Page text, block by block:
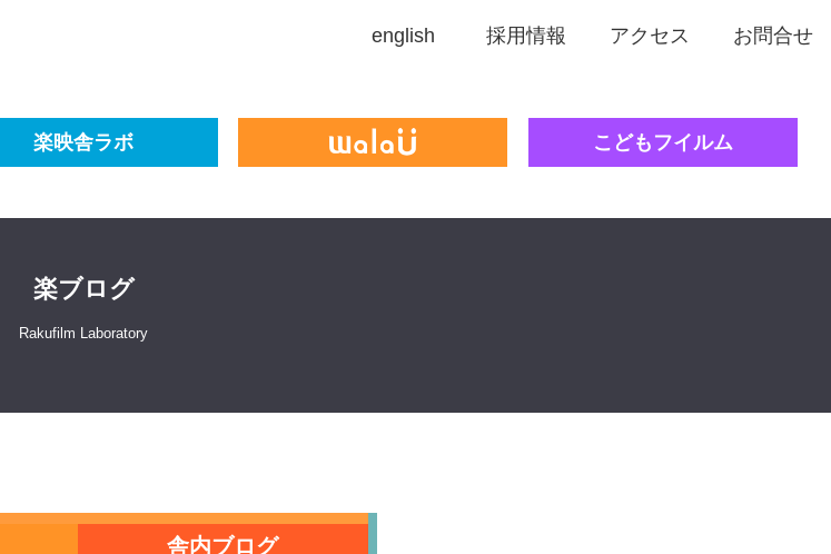
english 採用情報 アクセス お問合せ
楽映舎ラボ こどもフイルム
楽ブログ
Rakufilm Laboratory
舎内ブログ